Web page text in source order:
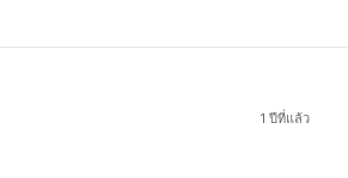
1 ปีที่แล้ว